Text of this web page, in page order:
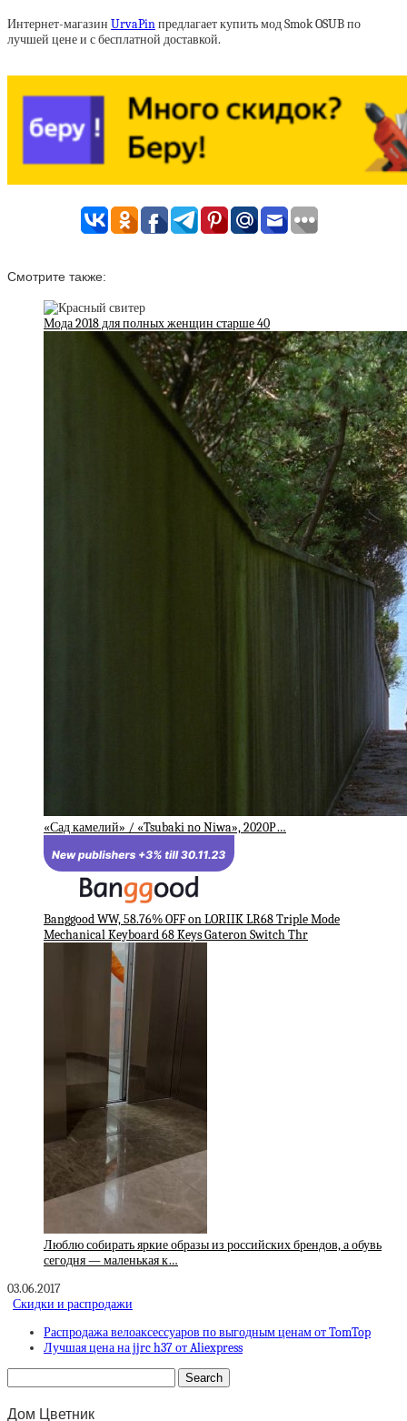
Интернет-магазин UrvaPinпредлагает купить мод Smok OSUB по
лучшей цене и с бесплатной доставкой.
Смотрите также:
Мода 2018 для полных женщин старше 40
«Сад камелий» / «Tsubaki no Niwa», 2020Р…
Banggood WW, 58.76% OFF on LORIIK LR68 Triple Mode
Mechanical Keyboard 68 Keys Gateron Switch Thr
Люблю собирать яркие образы из российских брендов, а обувь
сегодня — маленькая к…
03.06.2017
Скидки и распродажи
Распродажа велоаксессуаров по выгодным ценам от TomTop
Лучшая цена на jjrc h37 от Aliexpress
Дом Цветник